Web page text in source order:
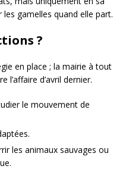
gamelles quand elle part.
?
en place ; la mairie à tout
l’affaire d’avril dernier.
le mouvement de
les animaux sauvages ou